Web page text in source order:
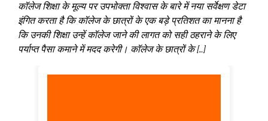
कॉलेज शिक्षा के मूल्य पर उपभोक्ता विश्वास के बारे में नया सर्वेक्षण डेटा
इंगित करता है कि कॉलेज के छात्रों के एक बड़े प्रतिशत का मानना ​​​​है
कि उनकी शिक्षा उन्हें कॉलेज जाने की लागत को सही ठहराने के लिए
पर्याप्त पैसा कमाने में मदद करेगी। कॉलेज के छात्रों के […]